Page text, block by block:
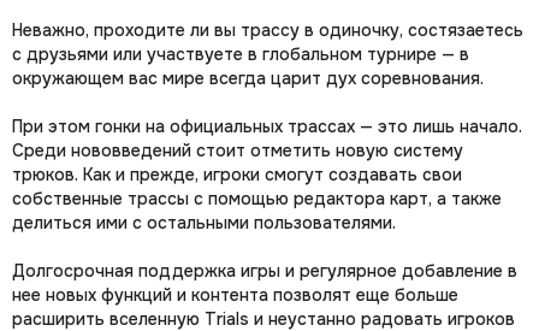
Неважно, проходите ли вы трассу в одиночку, состязаетесь
с друзьями или участвуете в глобальном турнире — в
окружающем вас мире всегда царит дух соревнования.
При этом гонки на официальных трассах — это лишь начало.
Среди нововведений стоит отметить новую систему
трюков. Как и прежде, игроки смогут создавать свои
собственные трассы с помощью редактора карт, а также
делиться ими с остальными пользователями.
Долгосрочная поддержка игры и регулярное добавление в
нее новых функций и контента позволят еще больше
расширить вселенную Trials и неустанно радовать игроков